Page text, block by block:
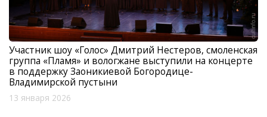
Участник шоу «Голос» Дмитрий Нестеров, смоленская
группа «Пламя» и вологжане выступили на концерте
в поддержку Заоникиевой Богородице-
Владимирской пустыни
13 января 2026